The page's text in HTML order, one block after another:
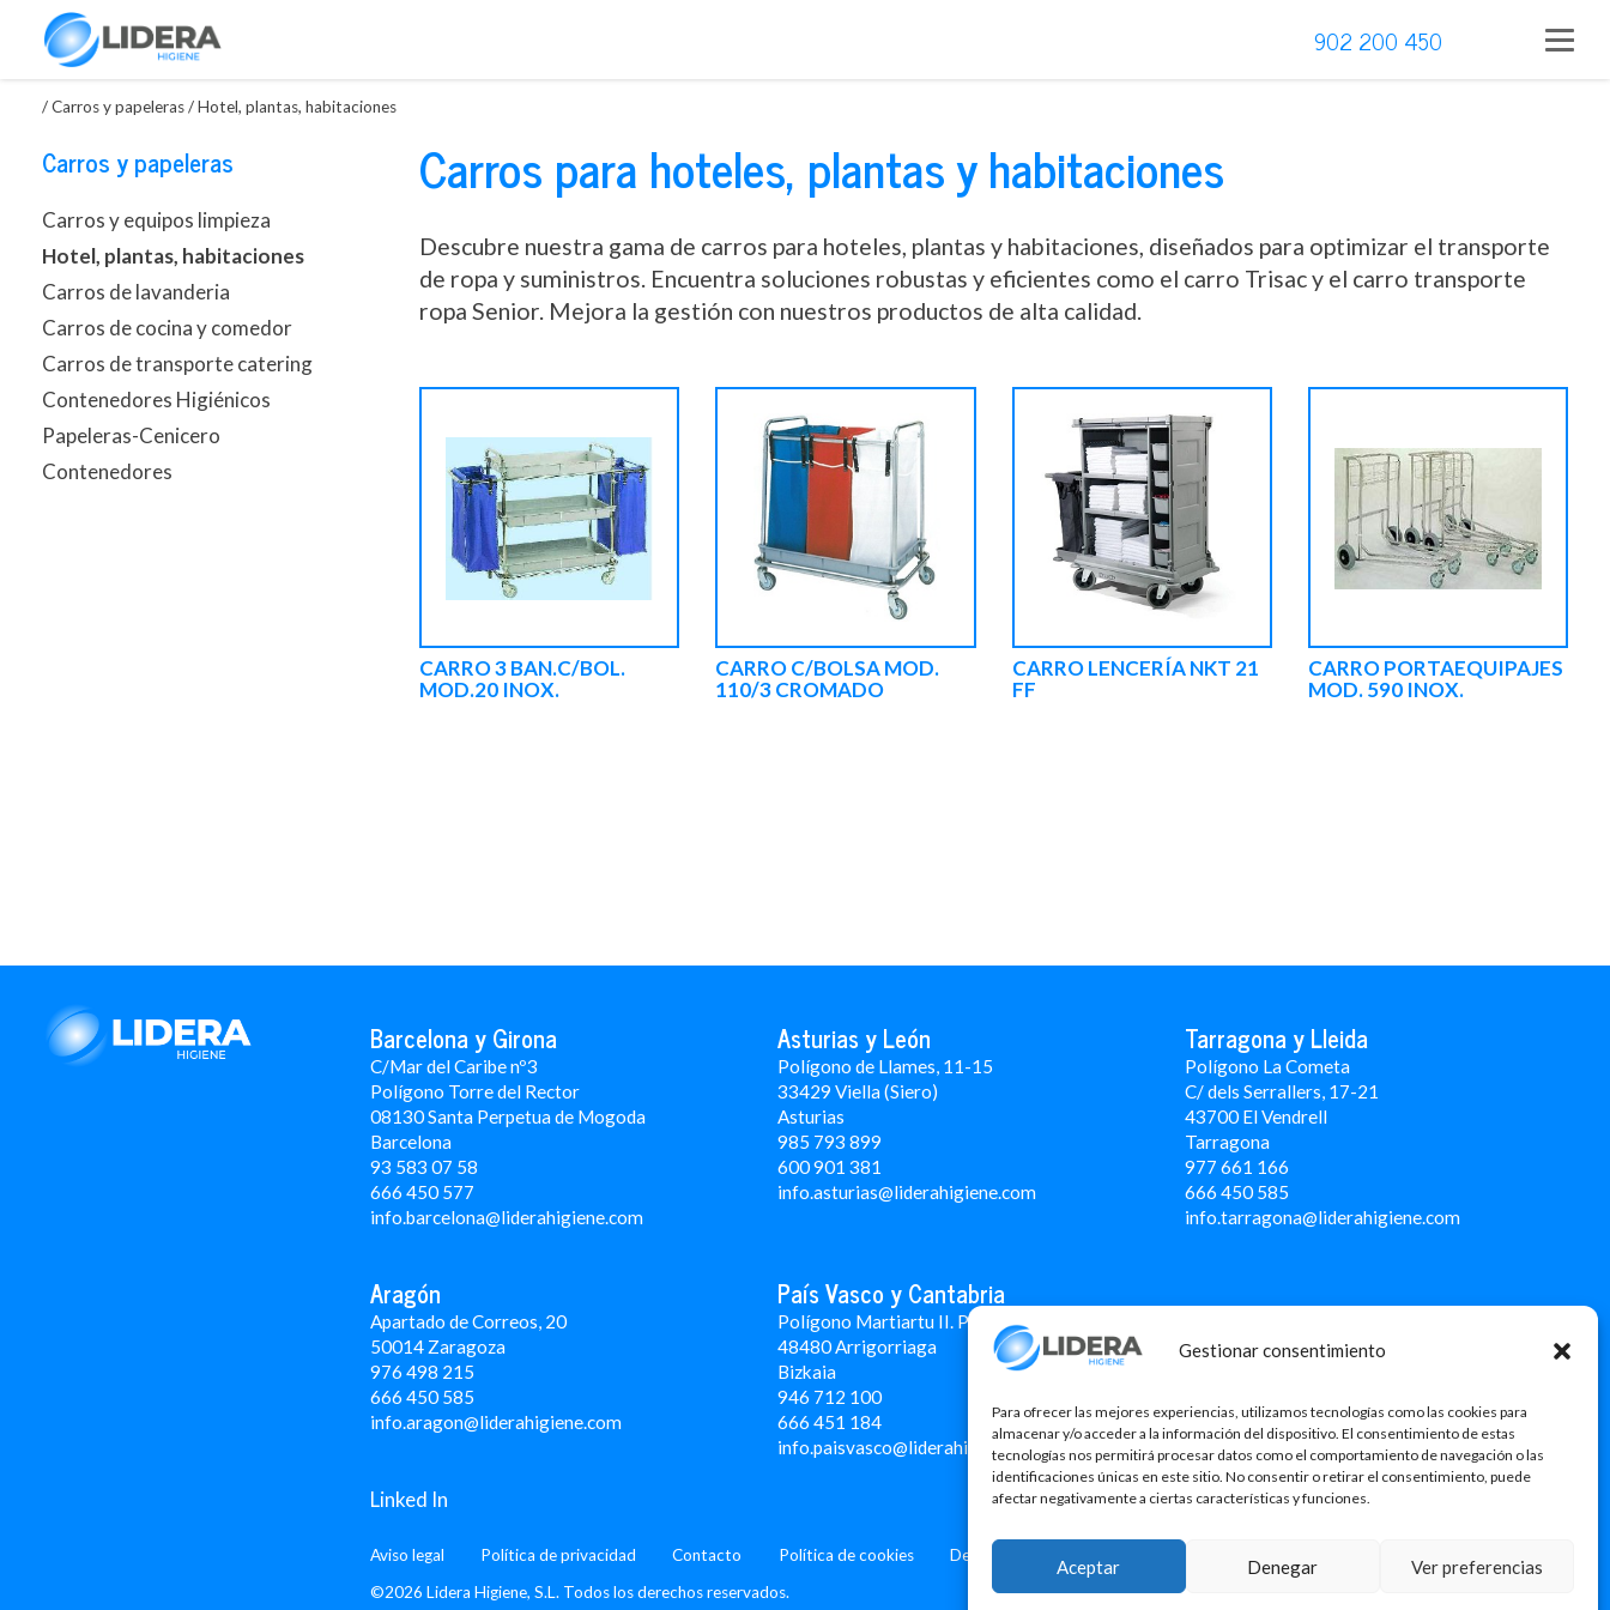
Gestionar consentimiento
Para ofrecer las mejores experiencias, utilizamos tecnologías como las cookies para
almacenar y/o acceder a la información del dispositivo. El consentimiento de estas
tecnologías nos permitirá procesar datos como el comportamiento de navegación o las
identificaciones únicas en este sitio. No consentir o retirar el consentimiento, puede
afectar negativamente a ciertas características y funciones.
Aceptar Denegar Ver preferencias
902 200 450
/Carros y papeleras/Hotel, plantas, habitaciones
Carros y papeleras
Carros y equipos limpieza
Hotel, plantas, habitaciones
Carros de lavanderia
Carros de cocina y comedor
Carros de transporte catering
Contenedores Higiénicos
Papeleras-Cenicero
Contenedores
Carros para hoteles, plantas y habitaciones
Descubre nuestra gama de carros para hoteles, plantas y habitaciones, diseñados para optimizar el transporte
de ropa y suministros. Encuentra soluciones robustas y eficientes como el carro Trisac y el carro transporte
ropa Senior. Mejora la gestión con nuestros productos de alta calidad.
CARRO 3 BAN.C/BOL.
MOD.20 INOX.
CARRO C/BOLSA MOD.
110/3 CROMADO
CARRO LENCERÍA NKT 21
FF
CARRO PORTAEQUIPAJES
MOD. 590 INOX.
Barcelona y Girona
C/Mar del Caribe nº3
Polígono Torre del Rector
08130 Santa Perpetua de Mogoda
Barcelona
93 583 07 58
666 450 577
info.barcelona@liderahigiene.com
Asturias y León
Polígono de Llames, 11-15
33429 Viella (Siero)
Asturias
985 793 899
600 901 381
info.asturias@liderahigiene.com
Tarragona y Lleida
Polígono La Cometa
C/ dels Serrallers, 17-21
43700 El Vendrell
Tarragona
977 661 166
666 450 585
info.tarragona@liderahigiene.com
Aragón
Apartado de Correos, 20
50014 Zaragoza
976 498 215
666 450 585
info.aragon@liderahigiene.com
País Vasco y Cantabria
Polígono Martiartu II. Pabellón 4A
48480 Arrigorriaga
Bizkaia
946 712 100
666 451 184
info.paisvasco@liderahigiene.com
Linked In
Aviso legal Política de privacidad Contacto Política de cookies
Design: MgComunicació
©2026 Lidera Higiene, S.L. Todos los derechos reservados.